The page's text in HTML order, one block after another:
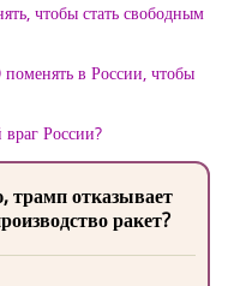
чтобы стать свободным
в России, чтобы
враг России?
трамп отказывает
ракет?